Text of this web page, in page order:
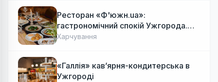
Ресторан «Ф'южн.ua»:
гастрономічний спокій Ужгорода.
Авторська локальна кухня, затишок
Харчування
«Галлія» кав’ярня-кондитерська в
Ужгороді